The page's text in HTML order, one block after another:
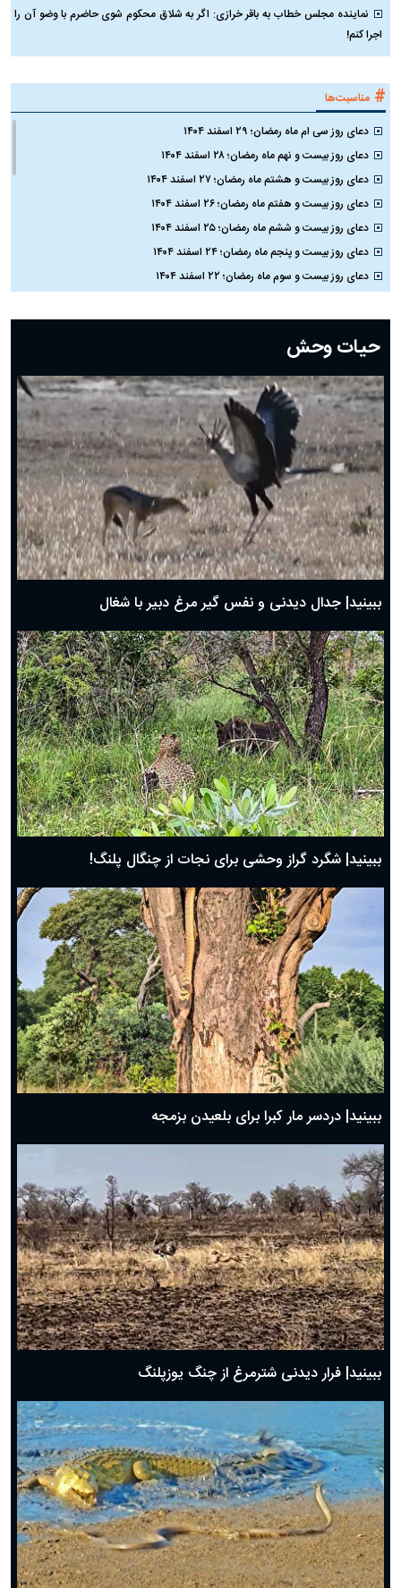
نماینده مجلس خطاب به باقر خرازی: اگر به شلاق محکوم شوی حاضرم با وضو آن را
اجرا کنم!
# مناسبت‌ها
دعای روز سی ام ماه رمضان؛ ۲۹ اسفند ۱۴۰۴
دعای روز بیست و نهم ماه رمضان؛ ۲۸ اسفند ۱۴۰۴
دعای روز بیست و هشتم ماه رمضان؛ ۲۷ اسفند ۱۴۰۴
دعای روز بیست و هفتم ماه رمضان؛ ۲۶ اسفند ۱۴۰۴
دعای روز بیست و ششم ماه رمضان؛ ۲۵ اسفند ۱۴۰۴
دعای روز بیست و پنجم ماه رمضان؛ ۲۴ اسفند ۱۴۰۴
دعای روز بیست و سوم ماه رمضان؛ ۲۲ اسفند ۱۴۰۴
دعای روز بیستم ماه رمضان؛ ۱۹ اسفند ۱۴۰۴
دعای روز هشتم ماه مبارک رمضان؛ ۷ اسفند ماه ۱۴۰۴
دعای روز هفتم ماه رمضان؛ ۶ اسفند ۱۴۰۴
دعای روز ششم ماه رمضان؛ ۵ اسفند ۱۴۰۴
دعای روز پنجم ماه رمضان؛ ۴ اسفند ۱۴۰۴
دعای روز چهارم ماه مبارک رمضان؛ ۳ اسفند ۱۴۰۴
دعای روز سوم ماه مبارک رمضان؛ ۱۴ اسفند ۱۴۰۴
دعای روز دوم ماه مبارک رمضان ۱ اسفند ماه ۱۴۰۴
دعای روز اول ماه مبارک رمضان، ۳۰ بهمن ۱۴۰۴
حضرت زینب(س) چگونه از دنیا رفت؟
بهترین پیامک تبریک روز پدر ۱۴۰۴؛ جملات زیبا و صمیمانه
حیات وحش
ببینید| جدال دیدنی و نفس گیر مرغ دبیر با شغال
ببینید| شگرد گراز وحشی برای نجات از چنگال پلنگ!
ببینید| دردسر مار کبرا برای بلعیدن بزمجه
ببینید| فرار دیدنی شترمرغ از چنگ یوزپلنگ